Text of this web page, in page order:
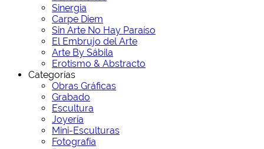
Sinergia
Carpe Diem
Sin Arte No Hay Paraíso
El Embrujo del Arte
Arte By Sábila
Erotismo & Abstracto
Categorías
Obras Gráficas
Grabado
Escultura
Joyería
Mini-Esculturas
Fotografía